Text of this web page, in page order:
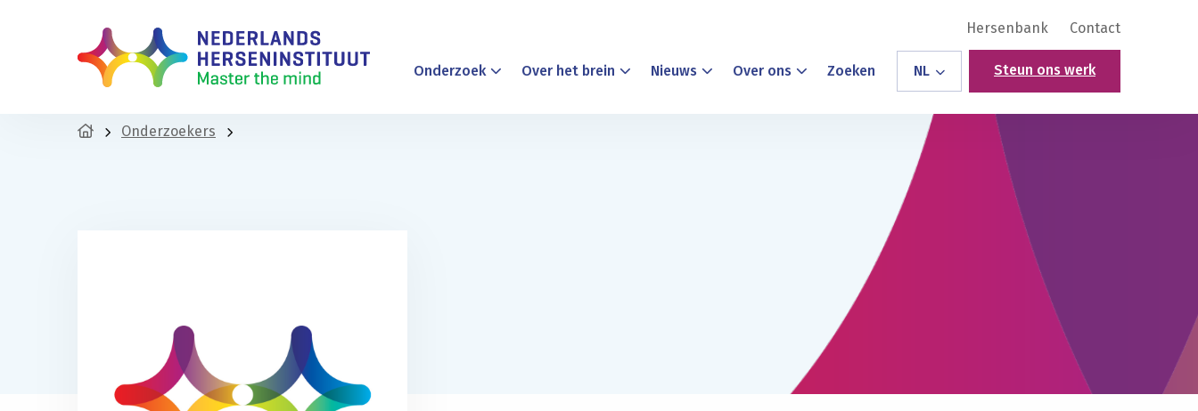
Hersenbank Contact
Onderzoek Over het brein Nieuws Over ons Zoeken NL Steun ons werk
Onderzoekers